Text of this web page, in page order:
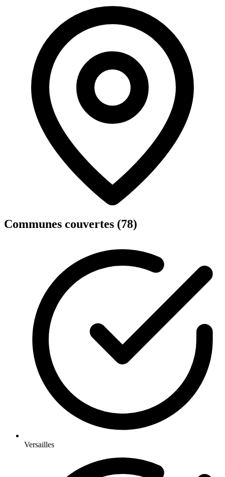
Communes couvertes (78)
Versailles